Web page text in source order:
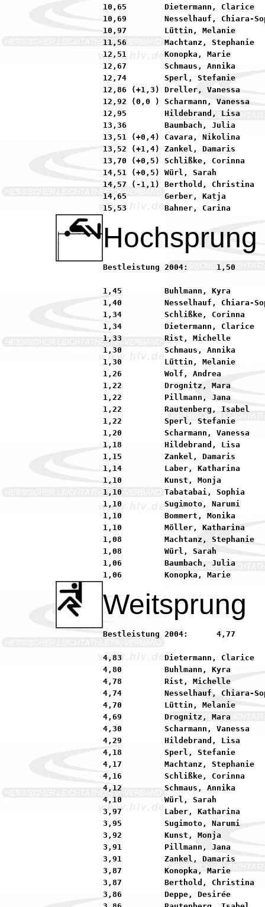
10,65        Dietermann,
10,69        Nesselhauf, Chiara-
10,97        Lüttin, Melanie
11,56        Machtanz, Stephanie
12,51        Konopka, Marie
12,67        Schmaus, Annika
12,74        Sperl, Stefanie
12,86 (+1,3) Dreller, Vanessa
12,92 (0,0 ) Scharmann, Vanessa
12,95        Hildebrand, Lisa
13,36        Baumbach, Julia
13,51 (+0,4) Cavara, Nikolina
13,52 (+1,4) Zankel, Damaris
13,70 (+0,5) Schlißke, Corinna
14,51 (+0,5) Würl, Sarah
14,57 (-1,1) Berthold, Christina
14,65        Gerber, Katja
Hochsprung
Bestleistung 2004:	1,50         Frank, Julia            92 SKG Sprendlingen
1,45         Buhlmann, Kyra
1,40         Nesselhauf, Chiara-
1,34         Schlißke, Corinna
1,34         Dietermann, Clarice
1,33         Rist, Michelle
1,30         Schmaus, Annika
1,30         Lüttin, Melanie
1,26         Wolf, Andrea
1,22         Drognitz, Mara
1,22         Pillmann, Jana
1,22         Rautenberg, Isabel
1,22         Sperl, Stefanie
1,20         Scharmann, Vanessa
1,18         Hildebrand, Lisa
1,15         Zankel, Damaris
1,14         Laber, Katharina
1,10         Kunst, Monja
1,10         Tabatabai, Sophia
1,10         Sugimoto, Narumi
1,10         Bommert, Monika
1,10         Möller, Katharina
1,08         Machtanz, Stephanie
1,08         Würl, Sarah
1,06         Baumbach, Julia
Weitsprung
Bestleistung 2004:	4,77         Hesse, Guilia           92 LAZ Bruchköbel
4,83         Dietermann, Clarice
4,80         Buhlmann, Kyra
4,78         Rist, Michelle
4,74         Nesselhauf, Chiara-
4,70         Lüttin, Melanie
4,69         Drognitz, Mara
4,30         Scharmann, Vanessa
4,29         Hildebrand, Lisa
4,18         Sperl, Stefanie
4,17         Machtanz, Stephanie
4,16         Schlißke, Corinna
4,12         Schmaus, Annika
4,10         Würl, Sarah
3,97         Laber, Katharina
3,95         Sugimoto, Narumi
3,92         Kunst, Monja
3,91         Pillmann, Jana
3,91         Zankel, Damaris
3,87         Konopka, Marie
3,87         Berthold, Christina
3,86         Deppe, Desirée